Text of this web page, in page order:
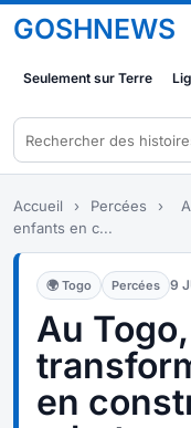
GOSHNEWS
Seulement sur Terre
Accueil › Percées ›
enfants en c...
🌍 Togo Percées 9
Au
en